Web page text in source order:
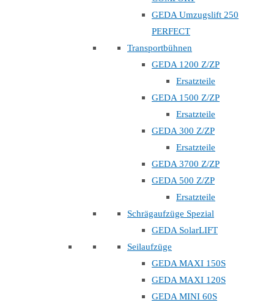
GEDA Umzugslift 250
PERFECT
Transportbühnen
GEDA 1200 Z/ZP
Ersatzteile
GEDA 1500 Z/ZP
Ersatzteile
GEDA 300 Z/ZP
Ersatzteile
GEDA 3700 Z/ZP
GEDA 500 Z/ZP
Ersatzteile
Schrägaufzüge Spezial
GEDA SolarLIFT
Seilaufzüge
GEDA MAXI 150S
GEDA MAXI 120S
GEDA MINI 60S